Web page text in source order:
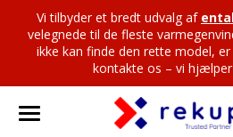
Vi tilbyder et bredt udvalg af
velegnede til de fleste
ikke kan finde den rette model,
kontakte os – vi hjælper